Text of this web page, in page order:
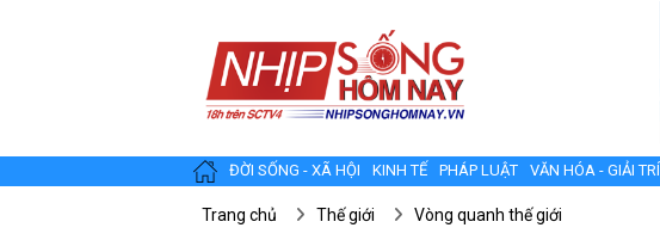
ĐỜI SỐNG - XÃ HỘI KINH TẾ PHÁP LUẬT VĂN HÓA - GIẢI TRÍ
Trang chủ Thế giới Vòng quanh thế giới